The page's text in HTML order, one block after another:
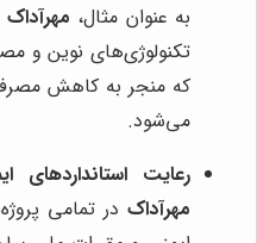
به عنوان مثال، مهرآداک
تکنولوژی‌های نوین و
که منجر به کاهش
می‌شود.
رعایت
مهرآداک در تمامی